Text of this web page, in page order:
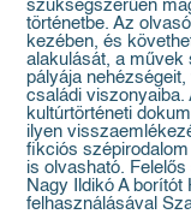
szükségszerűen
történetbe. Az
kezében, és
alakulását, a művek
pályája
családi viszonyaiba.
kultúrtörténeti
ilyen
fikciós
is olvasható.
Nagy Ildikó A borítót
felhasználásával